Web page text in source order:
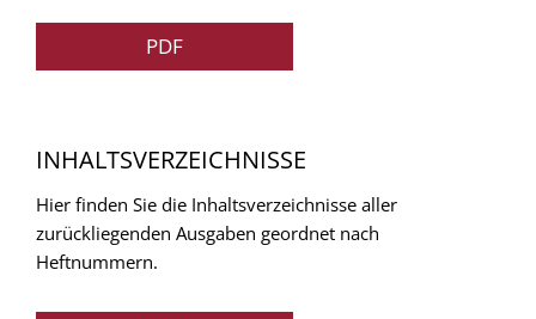
PDF
INHALTSVERZEICHNISSE
Hier finden Sie die Inhaltsverzeichnisse aller
zurückliegenden Ausgaben geordnet nach
Heftnummern.